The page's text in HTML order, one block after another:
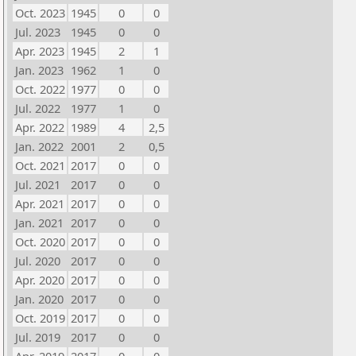
Oct. 2023 1945 0
0
Jul. 2023
1945 0
0
Apr. 2023 1945 2
1
Jan. 2023 1962 1
0
Oct. 2022 1977 0
0
Jul. 2022
1977 1
0
Apr. 2022 1989 4
2,5
Jan. 2022 2001 2
0,5
Oct. 2021 2017 0
0
Jul. 2021
2017 0
0
Apr. 2021 2017 0
0
Jan. 2021 2017 0
0
Oct. 2020 2017 0
0
Jul. 2020
2017 0
0
Apr. 2020 2017 0
0
Jan. 2020 2017 0
0
Oct. 2019 2017 0
0
Jul. 2019
2017 0
0